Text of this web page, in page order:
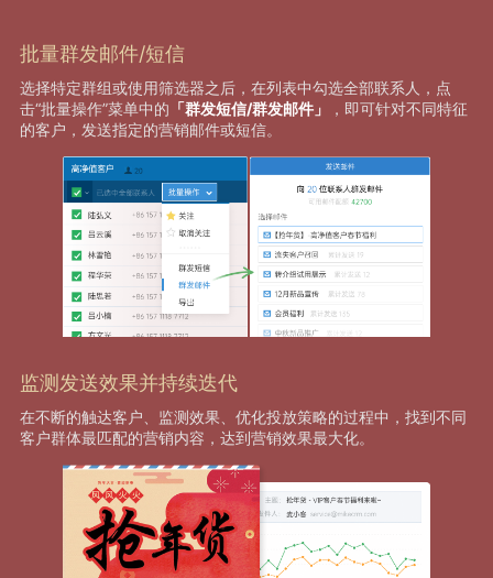
批量群发邮件/短信
选择特定群组或使用筛选器之后，在列表中勾选全部联系人，点
击“批量操作”菜单中的 「群发短信/群发邮件」
，即可针对不同特征
的客户，发送指定的营销邮件或短信。
监测发送效果并持续迭代
在不断的触达客户、监测效果、优化投放策略的过程中，找到不同
客户群体最匹配的营销内容，达到营销效果最大化。